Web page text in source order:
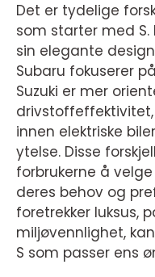
Det er tydelige
som starter med
sin elegante
Subaru fokuserer
Suzuki er mer
innen elektriske
ytelse. Disse
forbrukerne å
deres behov og
foretrekker luksus,
miljøvennlighet,
S som passer ens